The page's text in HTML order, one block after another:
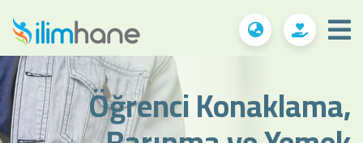
Öğrenci Konaklama,